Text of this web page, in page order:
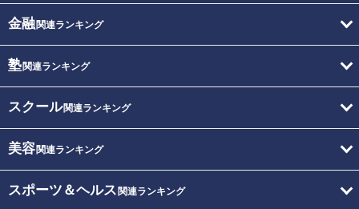
金融関連ランキング
塾関連ランキング
スクール関連ランキング
美容関連ランキング
スポーツ＆ヘルス 関連ランキング